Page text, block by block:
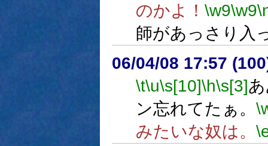
のかよ！ \w9\w9
師があっさり入
06/04/08 17:57
\t\u\s[10]\h\s[3]
ン忘れてたぁ。
みたいな奴は。